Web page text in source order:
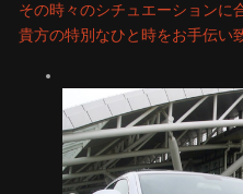
その時々のシチュエーションに
貴方の特別なひと時をお手伝い